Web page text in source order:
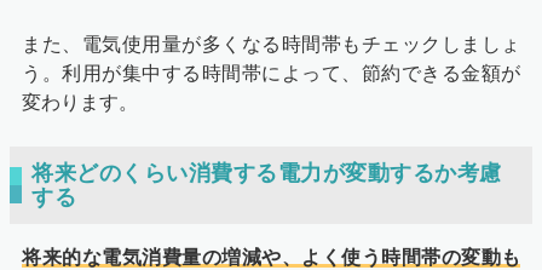
また、電気使用量が多くなる時間帯もチェックしましょ
う。利用が集中する時間帯によって、節約できる金額が
変わります。
将来どのくらい消費する電力が変動するか考慮
する
将来的な電気消費量の増減や、よく使う時間帯の変動も